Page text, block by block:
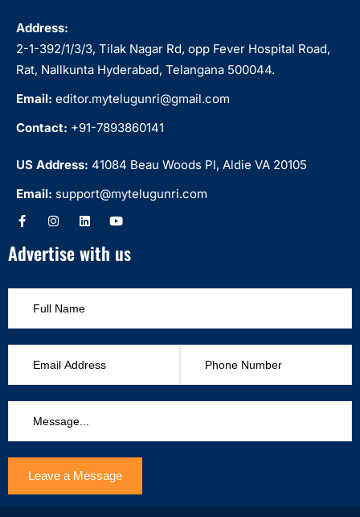
Address:
2-1-392/1/3/3, Tilak Nagar Rd, opp Fever Hospital Road,
Rat, Nallkunta Hyderabad, Telangana 500044.
Email: editor.mytelugunri@gmail.com
Contact: +91-7893860141
US Address: 41084 Beau Woods Pl, Aldie VA 20105
Email: support@mytelugunri.com
Advertise with us